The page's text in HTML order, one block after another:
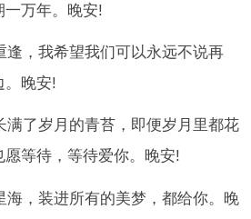
一万年。晚安!
逢，我希望我们可以永远不说再
。晚安!
满了岁月的青苔，即便岁月里都花
等待，等待爱你。晚安!
海，装进所有的美梦，都给你。晚